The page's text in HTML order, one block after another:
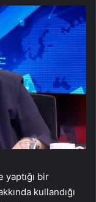
yaptığı bir
kullandığı